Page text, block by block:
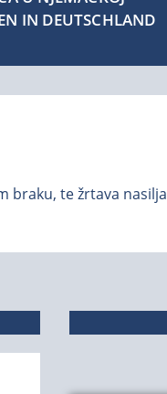
IN DEUTSCHLAND
braku, te žrtava nasilja